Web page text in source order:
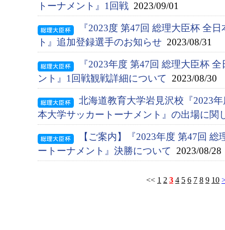
トーナメント』1回戦 2023/09/01
『2023度 第47回 総理大臣杯 全
ト』追加登録選手のお知らせ 2023/08/31
『2023年度 第47回 総理大臣杯
ント』1回戦観戦詳細について 2023/08/30
北海道教育大学岩見沢校『2023
本大学サッカートーナメント』の出場に関
【ご案内】『2023年度 第47回
ートーナメント』決勝について 2023/08/28
<< 1 2 3 4 5 6 7 8 9 10